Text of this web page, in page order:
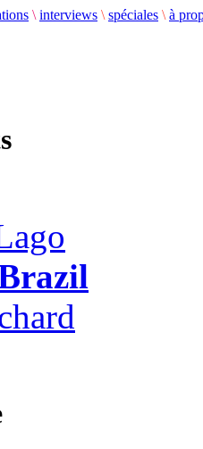
\ interviews \ spéciales \ à